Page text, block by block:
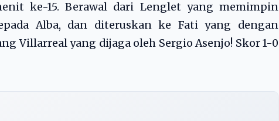
ke-15. Berawal dari Lenglet yang memimpin
Alba, dan diteruskan ke Fati yang dengan
Villarreal yang dijaga oleh Sergio Asenjo! Skor 1-0